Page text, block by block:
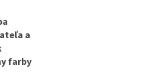
a
farby